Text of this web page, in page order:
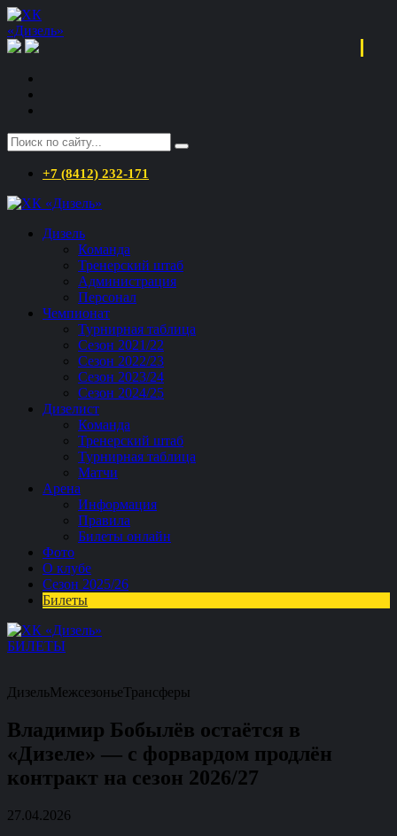
+7 (8412) 232-171
Дизель
Команда
Тренерский штаб
Администрация
Персонал
Чемпионат
Турнирная таблица
Сезон 2021/22
Сезон 2022/23
Сезон 2023/24
Сезон 2024/25
Дизелист
Команда
Тренерский штаб
Турнирная таблица
Матчи
Арена
Информация
Правила
Билеты онлайн
Фото
О клубе
Сезон 2025/26
Билеты
БИЛЕТЫ
ДизельМежсезоньеТрансферы
Владимир Бобылёв остаётся в
«Дизеле» — с форвардом продлён
контракт на сезон 2026/27
27.04.2026